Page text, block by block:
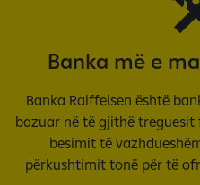
Banka më e
Banka Raiffeisen është
bazuar në të gjithë
besimit të
përkushtimit tonë për të